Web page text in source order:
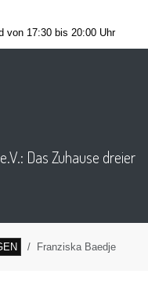
von 17:30 bis 20:00 Uhr
Das Zuhause dreier
Franziska Baedje